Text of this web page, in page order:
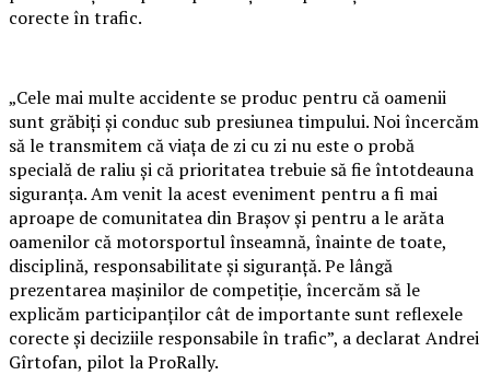
corecte în trafic.
„Cele mai multe accidente se produc pentru că oamenii
sunt grăbiți și conduc sub presiunea timpului. Noi încercăm
să le transmitem că viața de zi cu zi nu este o probă
specială de raliu și că prioritatea trebuie să fie întotdeauna
siguranța. Am venit la acest eveniment pentru a fi mai
aproape de comunitatea din Brașov și pentru a le arăta
oamenilor că motorsportul înseamnă, înainte de toate,
disciplină, responsabilitate și siguranță. Pe lângă
prezentarea mașinilor de competiție, încercăm să le
explicăm participanților cât de importante sunt reflexele
corecte și deciziile responsabile în trafic”, a declarat Andrei
Gîrtofan, pilot la ProRally.